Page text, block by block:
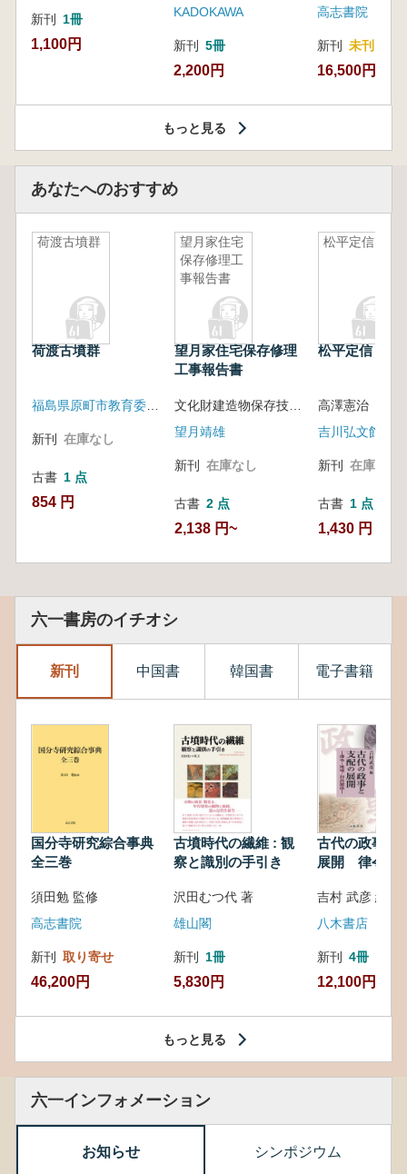
新刊 1冊
1,100円
KADOKAWA
新刊 5冊
2,200円
高志書院
新刊 未刊
16,500円
もっと見る
あなたへのおすすめ
荷渡古墳群
荷渡古墳群
新刊 在庫なし
古書 1 点
854 円
望月家住宅
保存修理工
事報告書
望月家住宅保存修理
工事報告書
望月靖雄
新刊 在庫なし
古書 2 点
2,138 円~
松平定信
松平定信
高澤憲治
吉川弘文館
新刊 在庫なし
古書 1 点
1,430 円
六一書房のイチオシ
新刊 中国書 韓国書 電子書籍
国分寺研究綜合事典
全三巻
須田勉 監修
高志書院
新刊 取り寄せ
46,200円
古墳時代の繊維 : 観
察と識別の手引き
沢田むつ代 著
雄山閣
新刊 1冊
5,830円
古代の政事と
展開 律令・
吉村 武彦 編集
八木書店
新刊 4冊
12,100円
もっと見る
六一インフォメーション
お知らせ シンポジウム